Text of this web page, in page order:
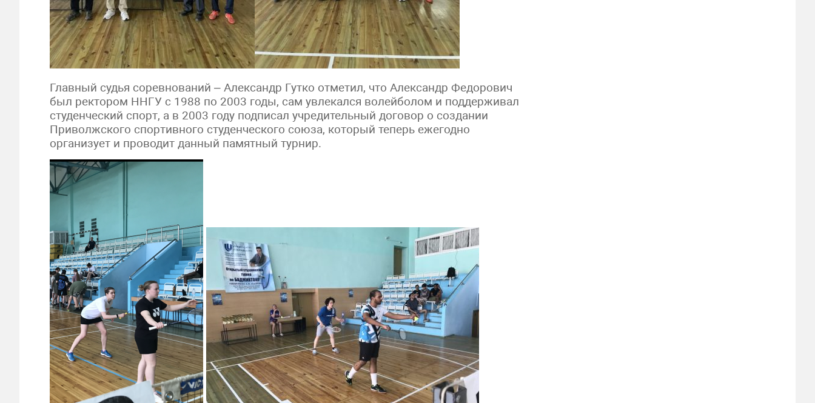
Главный судья соревнований – Александр Гутко отметил, что Александр Федорович
был ректором ННГУ с 1988 по 2003 годы, сам увлекался волейболом и поддерживал
студенческий спорт, а в 2003 году подписал учредительный договор о создании
Приволжского спортивного студенческого союза, который теперь ежегодно
организует и проводит данный памятный турнир.